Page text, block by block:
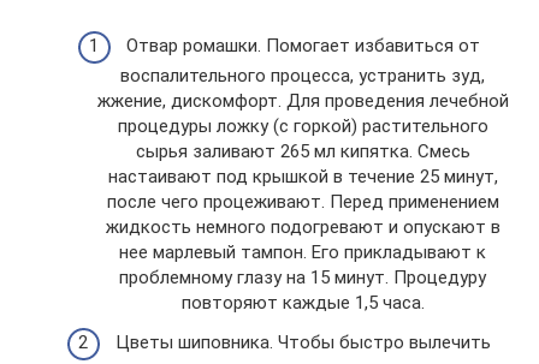
Отвар ромашки. Помогает избавиться от
воспалительного процесса, устранить зуд,
жжение, дискомфорт. Для проведения лечебной
процедуры ложку (с горкой) растительного
сырья заливают 265 мл кипятка. Смесь
настаивают под крышкой в течение 25 минут,
после чего процеживают. Перед применением
жидкость немного подогревают и опускают в
нее марлевый тампон. Его прикладывают к
проблемному глазу на 15 минут. Процедуру
повторяют каждые 1,5 часа.
Цветы шиповника. Чтобы быстро вылечить